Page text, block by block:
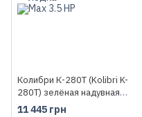
Колибри К-280Т (Kolibri K-
280T) зелёная надувная
гребная лодка, без настила
11 445 грн